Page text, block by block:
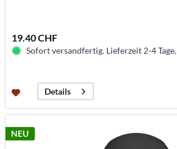
19.40 CHF
Sofort versandfertig. Lieferzeit 2-4 Tage.
Details
NEU